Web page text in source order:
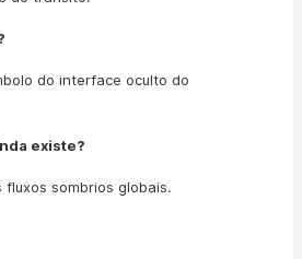
do interface oculto do
existe?
sombrios globais.